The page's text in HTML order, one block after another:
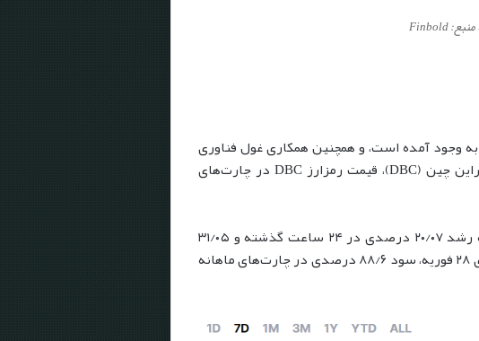
به لطف اشتیاقی که در حوزه هوش مصنوعی (AI) و توسط ChatGPT به وجود آمده است، و همچنین همکاری غول فناوری
چینی، شرکت هوآوی با چندین شرکت بلاک چین، از جمله با دیپ براین چین (DBC)، قیمت رمزارز DBC در چارت‌های
قیمت این رمزارز به ۰/۰۰۸ دلار افزایش یافته است که نشان‌دهنده رشد ۲۰/۰۷ درصدی در ۲۴ ساعت گذشته و ۳۱/۰۵
درصدی نسبت به هفته قبل است. در عین حال، طبق آخرین داده‌های ۲۸ فوریه، سود ۸۸/۶ درصدی در چارت‌های ماهانه